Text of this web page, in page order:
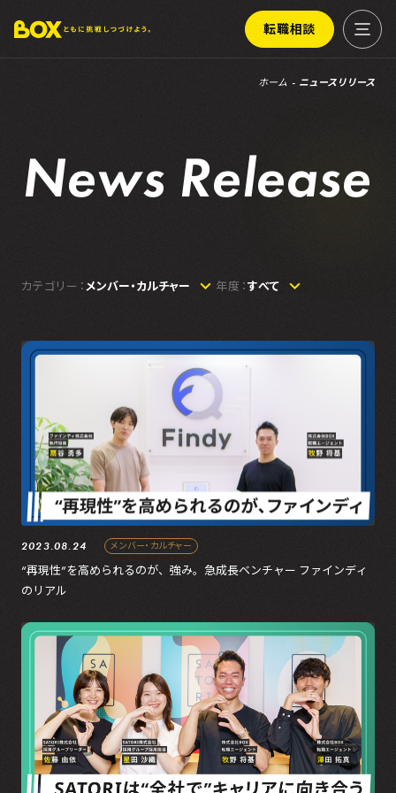
転職相談
ホーム ニュースリリース
News Release
カテゴリー： 年度：
2023.08.24 メンバー・カルチャー
“再現性”を高められるのが、強み。急成長ベンチャー ファインディ
のリアル